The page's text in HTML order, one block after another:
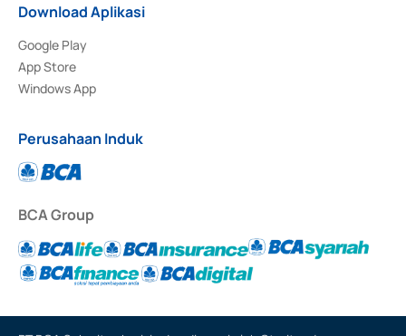
Download Aplikasi
Google Play
App Store
Windows App
Perusahaan Induk
BCA Group